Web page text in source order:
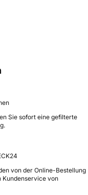
Sie sofort eine gefilterte
von der Online-Bestellung
Kundenservice von